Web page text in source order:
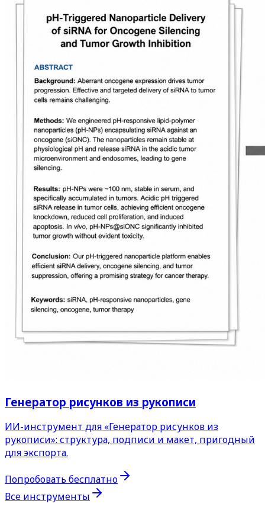
Генератор рисунков из рукописи
ИИ-инструмент для «Генератор рисунков из
рукописи»: структура, подписи и макет, пригодный
для экспорта.
Попробовать бесплатно
Все инструменты